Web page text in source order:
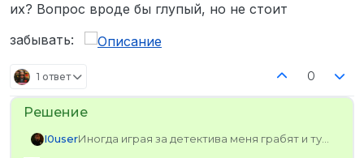
их? Вопрос вроде бы глупый, но не стоит
забывать:
1 ответ 0
I0userИногда играя за детектива меня грабят и тут